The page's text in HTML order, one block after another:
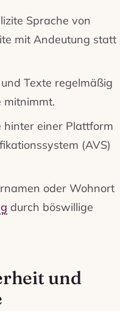
Sprache von
mit Andeutung statt
Texte regelmäßig
mitnimmt.
hinter einer Plattform
(AVS)
oder Wohnort
durch böswillige
und